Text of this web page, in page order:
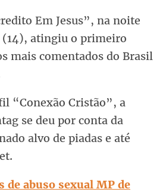
Em Jesus”, na noite
atingiu o primeiro
mais comentados do Brasil
“Conexão Cristão”, a
se deu por conta da
alvo de piadas e até
de abuso sexual MP de